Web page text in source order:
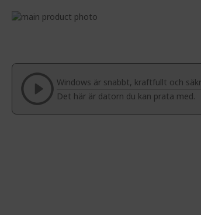
Skip
of
images
gallery
beginning
the
images
gallery
Windows är snabbt, kraftfullt och
Det här är datorn du kan prata med.